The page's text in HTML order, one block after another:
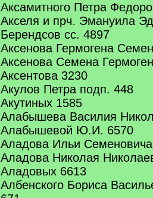
Аксамитного Петра
Акселя и прч. Эмануила
Берендсов сс. 4897
Аксенова Гермогена
Аксенова Семена
Аксентова 3230
Акулов Петра подп. 448
Акутиных 1585
Алабышева Василия
Алабышевой Ю.И. 6570
Аладова Ильи Семеновича
Аладова Николая
Аладовых 6613
Албенского Бориса